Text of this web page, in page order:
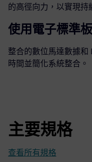
的高徑向力，以實現持
使用電子標準
整合的數位馬達數據和
時間並簡化系統整合。
主要規格
查看所有規格